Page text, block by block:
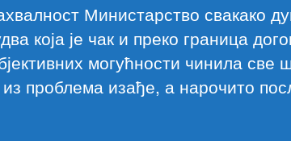
Министарство свакако
која је чак и преко граница
могућности чинила све
проблема изађе, а нарочито